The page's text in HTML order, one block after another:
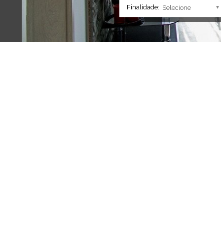
Studio (12)
Terreno (5)
Finalidade: